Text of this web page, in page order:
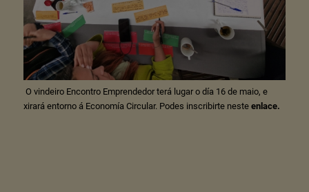
O vindeiro Encontro Emprendedor terá lugar o día 16 de maio, e
xirará entorno á Economía Circular. Podes inscribirte neste enlace.